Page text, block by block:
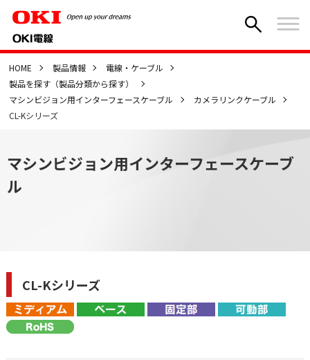
HOME 製品情報
電線・ケーブル
製品を探す（製品分類から探す）
マシンビジョン用インターフェースケーブル
カメラリンクケーブル
CL-Kシリーズ
マシンビジョン用インターフェースケーブ
ル
CL-Kシリーズ